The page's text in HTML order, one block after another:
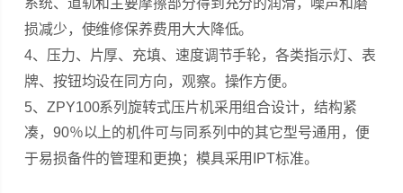
系统、道轨和主要摩擦部分得到充分的润滑，噪声和磨
损减少，使维修保养费用大大降低。
4、压力、片厚、充填、速度调节手轮，各类指示灯、表
牌、按钮均设在同方向，观察。操作方便。
5、ZPY100系列旋转式压片机采用组合设计，结构紧
凑，90％以上的机件可与同系列中的其它型号通用，便
于易损备件的管理和更换；模具采用IPT标准。